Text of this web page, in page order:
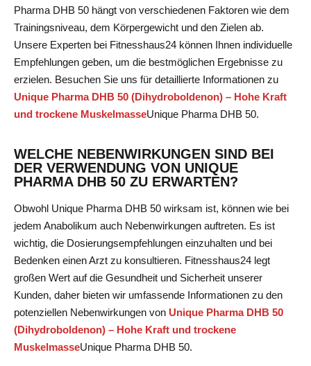
Pharma DHB 50 hängt von verschiedenen Faktoren wie dem
Trainingsniveau, dem Körpergewicht und den Zielen ab.
Unsere Experten bei Fitnesshaus24 können Ihnen individuelle
Empfehlungen geben, um die bestmöglichen Ergebnisse zu
erzielen. Besuchen Sie uns für detaillierte Informationen zu
Unique Pharma DHB 50 (Dihydroboldenon) – Hohe Kraft
und trockene MuskelmasseUnique Pharma DHB 50.
WELCHE NEBENWIRKUNGEN SIND BEI
DER VERWENDUNG VON UNIQUE
PHARMA DHB 50 ZU ERWARTEN?
Obwohl Unique Pharma DHB 50 wirksam ist, können wie bei
jedem Anabolikum auch Nebenwirkungen auftreten. Es ist
wichtig, die Dosierungsempfehlungen einzuhalten und bei
Bedenken einen Arzt zu konsultieren. Fitnesshaus24 legt
großen Wert auf die Gesundheit und Sicherheit unserer
Kunden, daher bieten wir umfassende Informationen zu den
potenziellen Nebenwirkungen von Unique Pharma DHB 50
(Dihydroboldenon) – Hohe Kraft und trockene
MuskelmasseUnique Pharma DHB 50.